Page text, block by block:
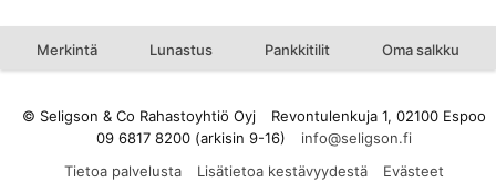
Merkintä Lunastus Pankkitilit Oma salkku
© Seligson & Co Rahastoyhtiö Oyj
Revontulenkuja 1, 02100 Espoo
09 6817 8200 (arkisin 9-16)
Tietoa palvelusta
Lisätietoa kestävyydestä
Evästeet